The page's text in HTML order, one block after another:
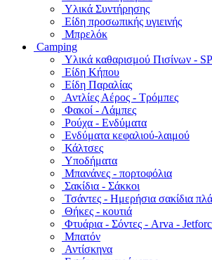
Υλικά Συντήρησης
Είδη προσωπικής υγιεινής
Μπρελόκ
Camping
Υλικά καθαρισμού Πισίνων -
Είδη Κήπου
Είδη Παραλίας
Αντλίες Αέρος - Τρόμπες
Φακοί - Λάμπες
Ρούχα - Ενδύματα
Ενδύματα κεφαλιού-λαιμού
Κάλτσες
Υποδήματα
Μπανάνες - πορτοφόλια
Σακίδια - Σάκκοι
Τσάντες - Ημερήσια σακίδια
Θήκες - κουτιά
Φτυάρια - Σόντες - Arva -
Μπατόν
Αντίσκηνα